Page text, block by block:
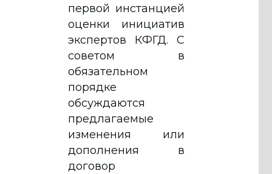
первой инстанцией
оценки инициатив
экспертов КФГД. С
советом в
обязательном
порядке
обсуждаются
предлагаемые
изменения или
дополнения в
договор